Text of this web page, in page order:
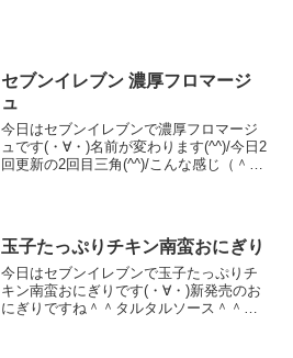
セブンイレブン 濃厚フロマージ
ュ
今日はセブンイレブンで濃厚フロマージ
ュです(・∀・)名前が変わります(^^)/今日2
回更新の2回目三角(^^)/こんな感じ（＾＾
０Kｃ...
玉子たっぷりチキン南蛮おにぎり
今日はセブンイレブンで玉子たっぷりチ
キン南蛮おにぎりです(・∀・)新発売のお
にぎりですね＾＾タルタルソース＾＾今